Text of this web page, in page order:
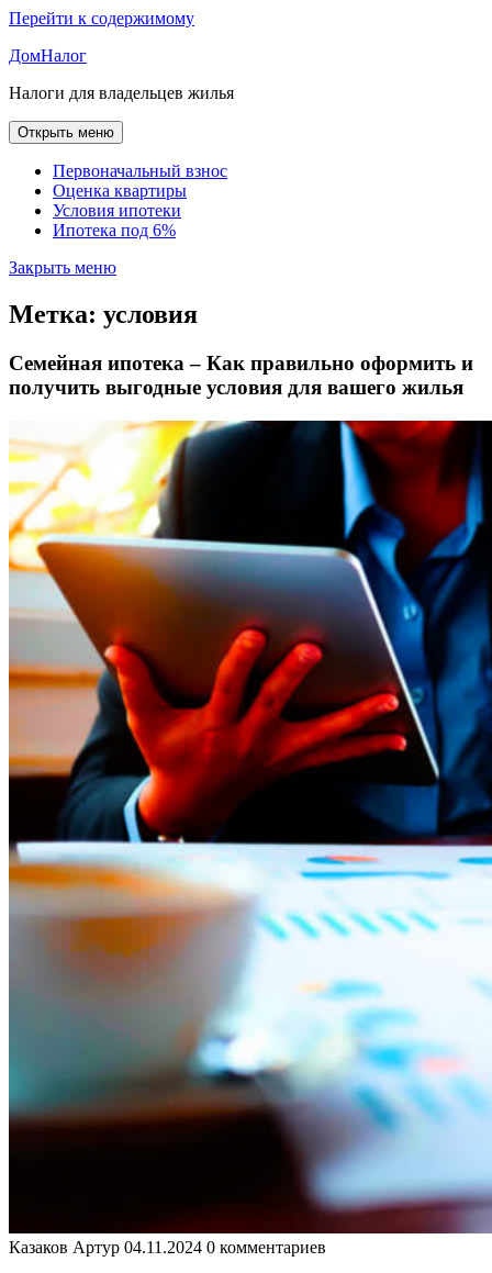
Перейти к содержимому
ДомНалог
Налоги для владельцев жилья
Открыть меню
Первоначальный взнос
Оценка квартиры
Условия ипотеки
Ипотека под 6%
Закрыть меню
Метка: условия
Семейная ипотека – Как правильно оформить и
получить выгодные условия для вашего жилья
Казаков Артур 04.11.2024 0 комментариев